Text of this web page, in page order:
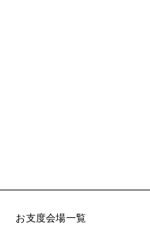
お支度会場一覧